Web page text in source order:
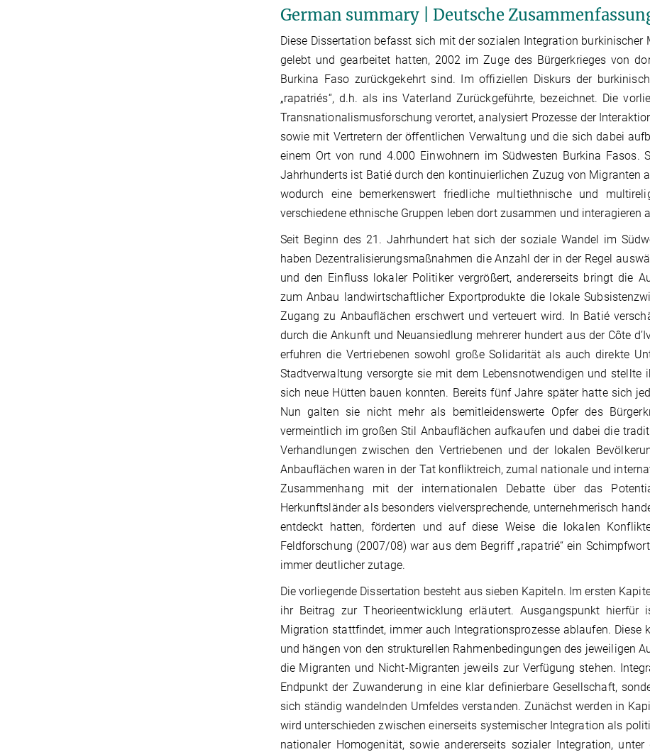
German summary | Deutsche
Diese Dissertation befasst sich mit der sozialen Integration burkinischer
gelebt und gearbeitet hatten, 2002 im Zuge des Bürgerkrieges von
Burkina Faso zurückgekehrt sind. Im offiziellen Diskurs der
„rapatriés“, d.h. als ins Vaterland Zurückgeführte, bezeichnet. Die
Transnationalismusforschung verortet, analysiert Prozesse der
sowie mit Vertretern der öffentlichen Verwaltung und die sich dabei
einem Ort von rund 4.000 Einwohnern im Südwesten Burkina Fasos.
Jahrhunderts ist Batié durch den kontinuierlichen Zuzug von Migranten
wodurch eine bemerkenswert friedliche multiethnische und
verschiedene ethnische Gruppen leben dort zusammen und interagieren
Seit Beginn des 21. Jahrhundert hat sich der soziale Wandel im
haben Dezentralisierungsmaßnahmen die Anzahl der in der Regel
und den Einfluss lokaler Politiker vergrößert, andererseits bringt die
zum Anbau landwirtschaftlicher Exportprodukte die lokale
Zugang zu Anbauflächen erschwert und verteuert wird. In Batié
durch die Ankunft und Neuansiedlung mehrerer hundert aus der Côte
erfuhren die Vertriebenen sowohl große Solidarität als auch direkte
Stadtverwaltung versorgte sie mit dem Lebensnotwendigen und stellte
sich neue Hütten bauen konnten. Bereits fünf Jahre später hatte sich
Nun galten sie nicht mehr als bemitleidenswerte Opfer des
vermeintlich im großen Stil Anbauflächen aufkaufen und dabei die
Verhandlungen zwischen den Vertriebenen und der lokalen
Anbauflächen waren in der Tat konfliktreich, zumal nationale und
Zusammenhang mit der internationalen Debatte über das
Herkunftsländer als besonders vielversprechende, unternehmerisch
entdeckt hatten, förderten und auf diese Weise die lokalen
Feldforschung (2007/08) war aus dem Begriff „rapatrié“ ein
immer deutlicher zutage.
Die vorliegende Dissertation besteht aus sieben Kapiteln. Im ersten
ihr Beitrag zur Theorieentwicklung erläutert. Ausgangspunkt
Migration stattfindet, immer auch Integrationsprozesse ablaufen. Diese
und hängen von den strukturellen Rahmenbedingungen des jeweiligen
die Migranten und Nicht-Migranten jeweils zur Verfügung stehen.
Endpunkt der Zuwanderung in eine klar definierbare Gesellschaft,
sich ständig wandelnden Umfeldes verstanden. Zunächst werden in
wird unterschieden zwischen einerseits systemischer Integration als
nationaler Homogenität, sowie andererseits sozialer Integration,